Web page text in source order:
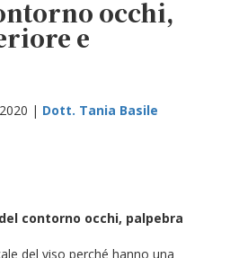
occhi,
e
| Dott. Tania Basile
contorno occhi, palpebra
del viso perché hanno una